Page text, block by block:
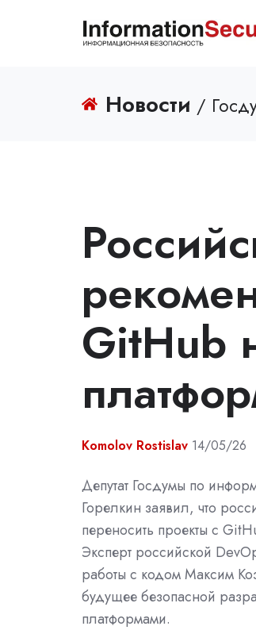
Новости /
GitHub
Komolov Rostislav 14/05/26
Депутат Госдумы по
Горелкин заявил, что
переносить проекты с
Эксперт российской
работы с кодом Максим
будущее безопасной
платформами.